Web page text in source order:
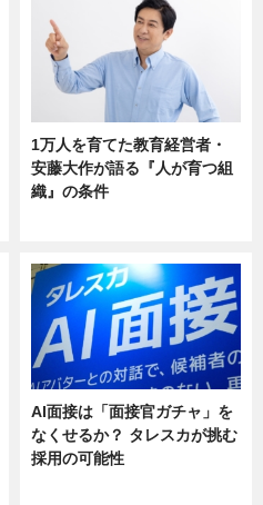
1万人を育てた教育経営者・
安藤大作が語る『人が育つ組
織』の条件
AI面接は「面接官ガチャ」を
なくせるか？ タレスカが挑む
採用の可能性